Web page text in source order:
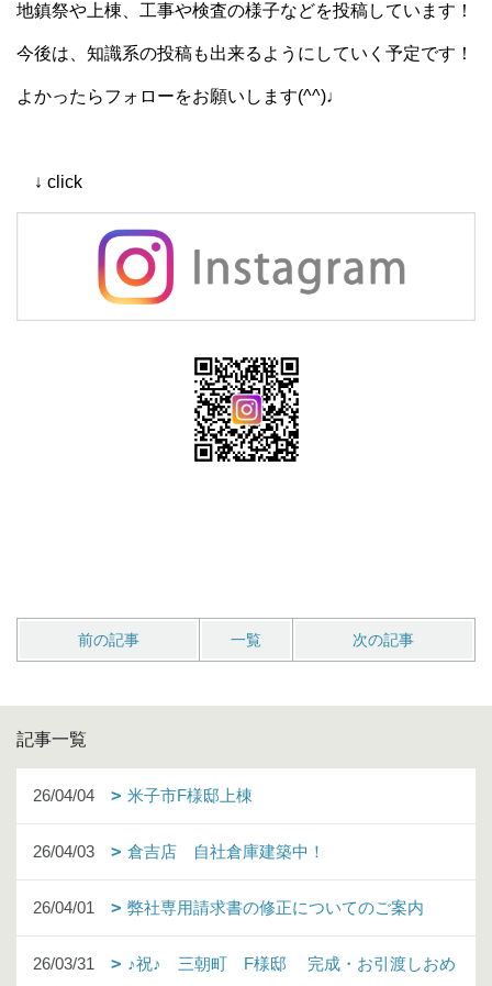
地鎮祭や上棟、工事や検査の様子などを投稿しています！
今後は、知識系の投稿も出来るようにしていく予定です！
よかったらフォローをお願いします(^^)♩
↓ click
前の記事 一覧 次の記事
記事一覧
26/04/04 米子市F様邸上棟
26/04/03 倉吉店 自社倉庫建築中！
26/04/01 弊社専用請求書の修正についてのご案内
26/03/31
♪祝♪ 三朝町 F様邸 完成・お引渡しおめ